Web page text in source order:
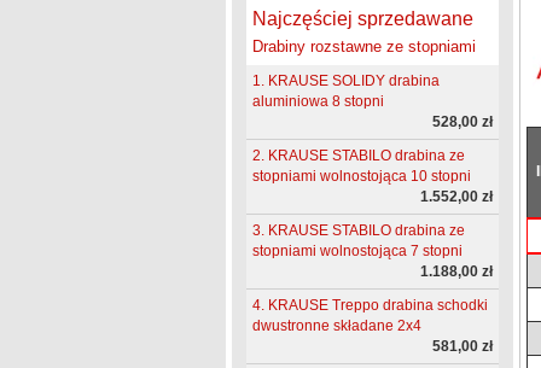
Najczęściej sprzedawane
Drabiny rozstawne ze stopniami
1. KRAUSE SOLIDY drabina
aluminiowa 8 stopni
528,00 zł
2. KRAUSE STABILO drabina ze
stopniami wolnostojąca 10 stopni
1.552,00 zł
3. KRAUSE STABILO drabina ze
stopniami wolnostojąca 7 stopni
1.188,00 zł
4. KRAUSE Treppo drabina schodki
dwustronne składane 2x4
581,00 zł